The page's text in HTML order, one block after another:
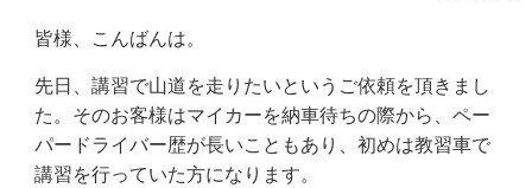
皆様、こんばんは。
先日、講習で山道を走りたいというご依頼を頂きまし
た。そのお客様はマイカーを納車待ちの際から、ペー
パードライバー歴が長いこともあり、初めは教習車で
講習を行っていた方になります。